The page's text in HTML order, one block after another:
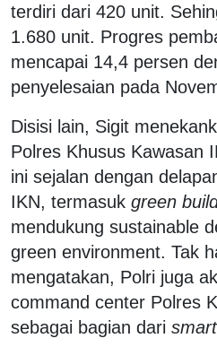
terdiri dari 420 unit.
1.680 unit. Progres
mencapai 14,4 persen
penyelesaian pada
Disisi lain, Sigit
Polres Khusus Kawasan
ini sejalan dengan
IKN, termasuk green
mendukung sustainable
green environment. Tak
mengatakan, Polri juga
command center Polres
sebagai bagian dari